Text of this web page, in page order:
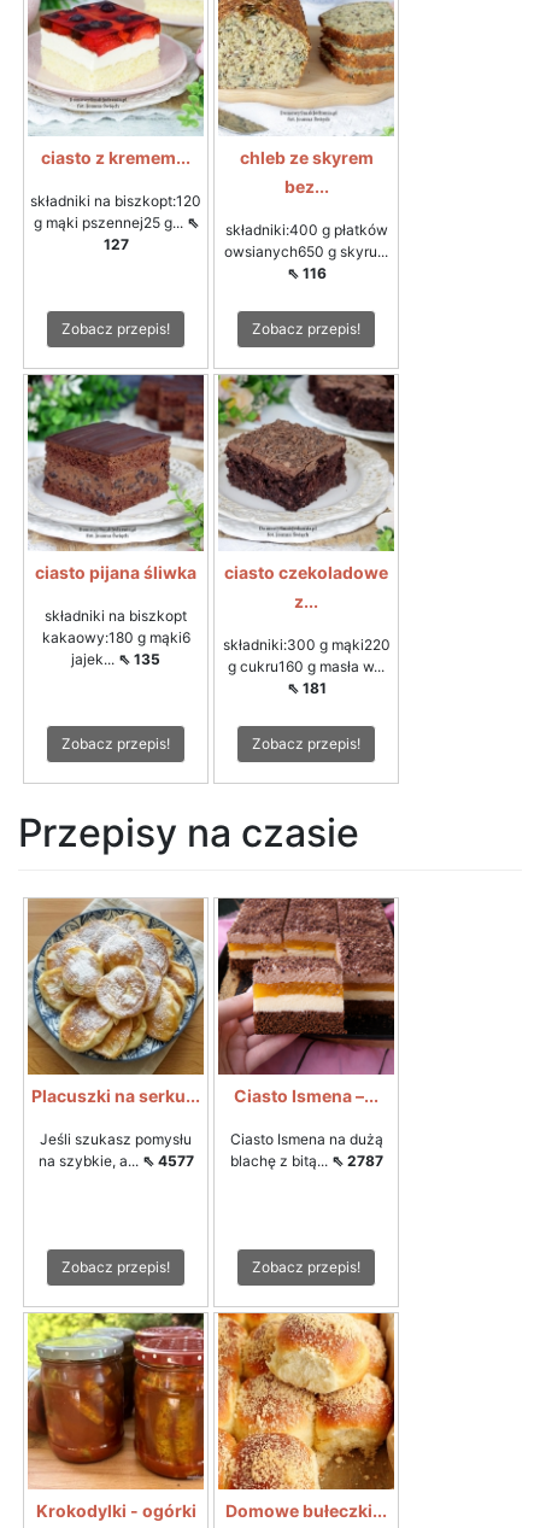
ciasto z kremem...
składniki na biszkopt:120
g mąki pszennej25 g... ⇖
127
Zobacz przepis!
chleb ze skyrem
bez...
składniki:400 g płatków
owsianych650 g skyru...
⇖ 116
Zobacz przepis!
ciasto pijana śliwka
składniki na biszkopt
kakaowy:180 g mąki6
jajek... ⇖ 135
Zobacz przepis!
ciasto czekoladowe
z...
składniki:300 g mąki220
g cukru160 g masła w...
⇖ 181
Zobacz przepis!
Przepisy na czasie
Placuszki na serku...
Jeśli szukasz pomysłu
na szybkie, a... ⇖ 4577
Zobacz przepis!
Ciasto Ismena –...
Ciasto Ismena na dużą
blachę z bitą... ⇖ 2787
Zobacz przepis!
Krokodylki - ogórki
Domowe bułeczki...